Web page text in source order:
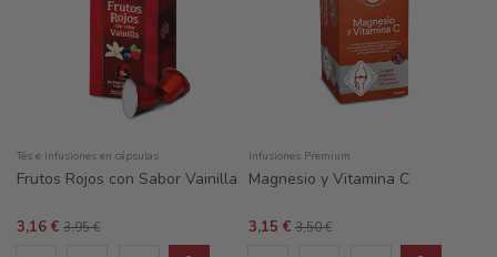
Tés e infusiones en cápsulas
Frutos Rojos con Sabor Vainilla
3,16 € 3,95 €
Infusiones Premium
Magnesio y Vitamina C
3,15 € 3,50 €